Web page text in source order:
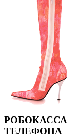
РОБОКАССА
ТЕЛЕФОНА